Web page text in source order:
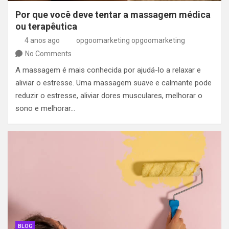
Por que você deve tentar a massagem médica
ou terapêutica
4 anos ago
opgoomarketing opgoomarketing
No Comments
A massagem é mais conhecida por ajudá-lo a relaxar e
aliviar o estresse. Uma massagem suave e calmante pode
reduzir o estresse, aliviar dores musculares, melhorar o
sono e melhorar…
BLOG